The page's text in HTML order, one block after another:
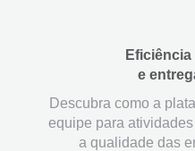
e
Descubra como a
equipe para
a qualidade das